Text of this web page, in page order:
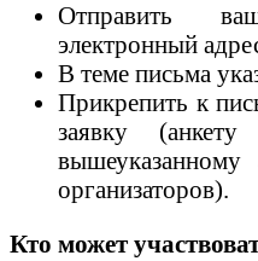
Отправить
электронный
В теме письма
Прикрепить к
заявку
организаторов).
Кто может